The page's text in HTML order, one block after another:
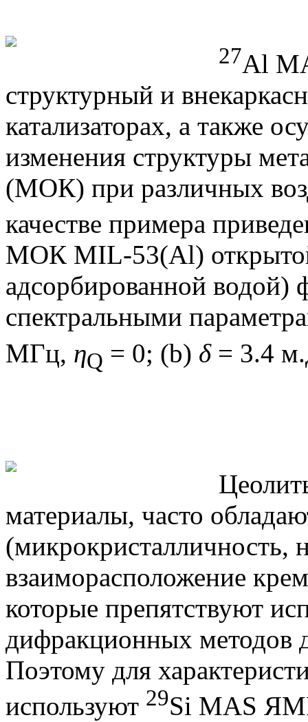
27Al
структурный и
катализаторах, а также
изменения структуры
(МОК) при различных
качестве примера
МОК MIL-53(Al)
адсорбированной водой)
спектральными
MГц, ηQ = 0; (b) δ= 3.4
материалы, часто
(микрокристалличность,
взаиморасположение
которые препятствуют
дифракционных методов
Поэтому для
используют 29Si MAS